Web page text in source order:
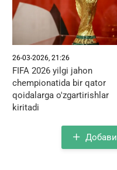
26-03-2026, 21:26
FIFA 2026 yilgi jahon
chempionatida bir qator
qoidalarga o'zgartirishlar
kiritadi